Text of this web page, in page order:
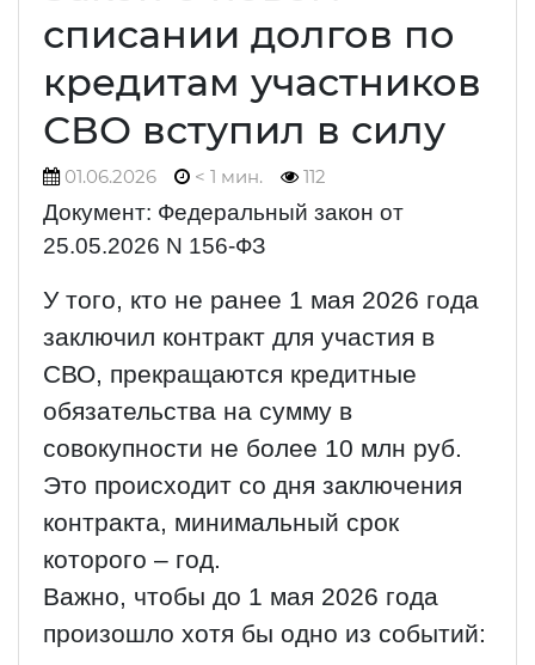
списании долгов по
кредитам участников
СВО вступил в силу
01.06.2026 < 1 мин. 112
Документ: Федеральный закон от
25.05.2026 N 156-ФЗ
У того, кто не ранее 1 мая 2026 года
заключил контракт для участия в
СВО, прекращаются кредитные
обязательства на сумму в
совокупности не более 10 млн руб.
Это происходит со дня заключения
контракта, минимальный срок
которого – год.
Важно, чтобы до 1 мая 2026 года
произошло хотя бы одно из событий: